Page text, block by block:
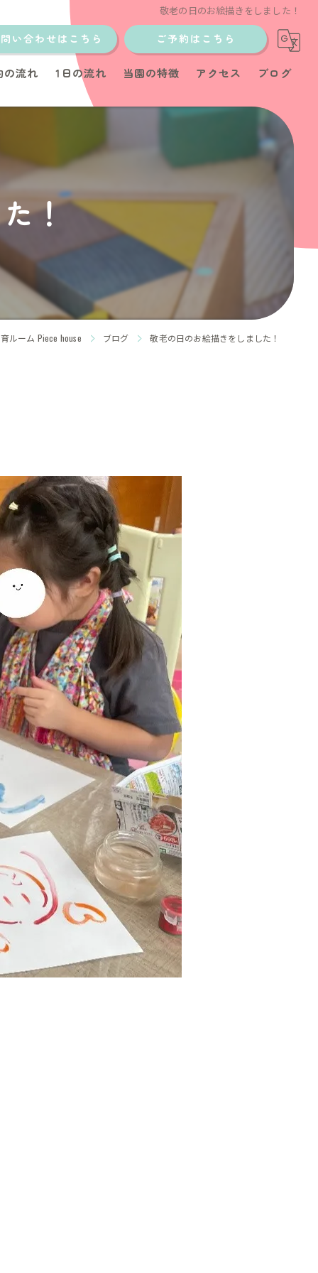
敬老の日のお絵描きをしました！
い合わせはこちら ご予約はこちら
の流れ 1日の流れ 当園の特徴
育児サポート
アクセス ブログ
！
ルーム Piece house ブログ 敬老の日のお絵描きをしました！